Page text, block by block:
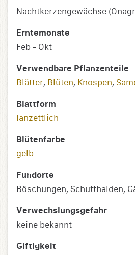
Nachtkerzengewächse
Erntemonate
Feb - Okt
Verwendbare Pflanzenteile
Blätter, Blüten, Knospen,
Blattform
lanzettlich
Blütenfarbe
gelb
Fundorte
Böschungen, Schutthalden,
Verwechslungsgefahr
keine bekannt
Giftigkeit